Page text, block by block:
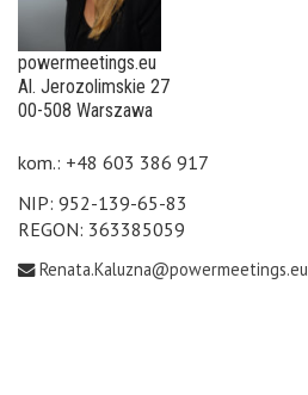
powermeetings.eu
Al. Jerozolimskie 27
00-508 Warszawa
kom.: +48 603 386 917
NIP: 952-139-65-83
REGON: 363385059
Renata.Kaluzna@powermeetings.eu